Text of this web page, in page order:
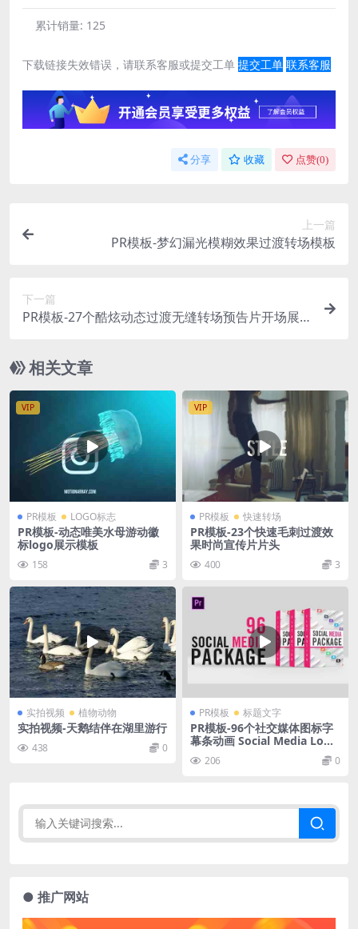
累计销量: 125
下载链接失效错误，请联系客服或提交工单 提交工单 联系客服
分享 收藏 点赞(0)
上一篇
PR模板-梦幻漏光模糊效果过渡转场模板
下一篇
PR模板-27个酷炫动态过渡无缝转场预告片开场展
相关文章
VIP
PR模板 LOGO标志
PR模板-动态唯美水母游动徽
标logo展示模板
158 3
VIP
PR模板 快速转场
PR模板-23个快速毛刺过渡效
果时尚宣传片片头
400 3
实拍视频 植物动物
实拍视频-天鹅结伴在湖里游行
438 0
PR模板 标题文字
PR模板-96个社交媒体图标字
幕条动画 Social Media Lowe
206 0
● 推广网站